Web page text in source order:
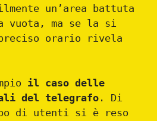
un’area battuta
vuota, ma se la si
orario rivela
il caso delle
del telegrafo . Di
di utenti si è reso